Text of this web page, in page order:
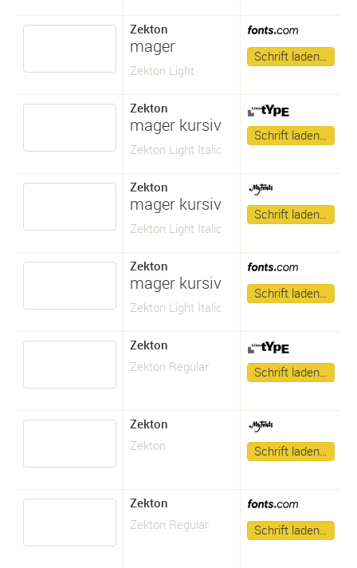
Zekton
mager
Zekton Light
Schrift laden…
Zekton
mager kursiv
Zekton Light Italic
Schrift laden…
Zekton
mager kursiv
Zekton Light Italic
Schrift laden…
Zekton
mager kursiv
Zekton Light Italic
Schrift laden…
Zekton
Zekton Regular
Schrift laden…
Zekton
Zekton
Schrift laden…
Zekton
Zekton Regular
Schrift laden…